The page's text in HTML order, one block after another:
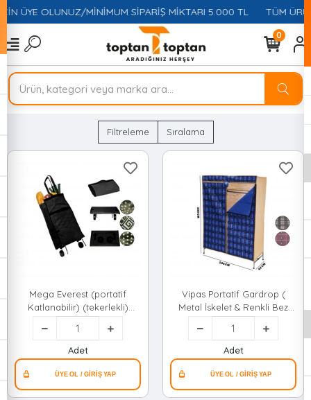
ÜYE OLUNUZ/MİNİMUM SİPARİŞ MİKTARI 5.000 TL TÜM
0
Filtreleme Sıralama
Mega Everest (portatif
Katlanabilir) (tekerlekli)
Pazar Arabası (market
Çantası & Alışveriş Bez Torba)
(75x35cm)*50
Adet
Vipas Portatif Gardrop (
Metal İskelet & Renkli Bez
Örtü ) 42x106x150xcm*1
Adet